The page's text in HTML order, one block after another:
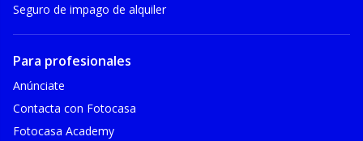
Seguro de impago de alquiler
Para profesionales
Anúnciate
Contacta con Fotocasa
Fotocasa Academy